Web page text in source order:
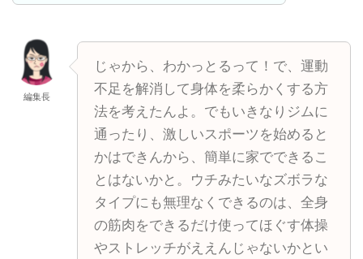
編集長
じゃから、わかっとるって！で、運動
不足を解消して身体を柔らかくする方
法を考えたんよ。でもいきなりジムに
通ったり、激しいスポーツを始めると
かはできんから、簡単に家でできるこ
とはないかと。ウチみたいなズボラな
タイプにも無理なくできるのは、全身
の筋肉をできるだけ使ってほぐす体操
やストレッチがええんじゃないかとい